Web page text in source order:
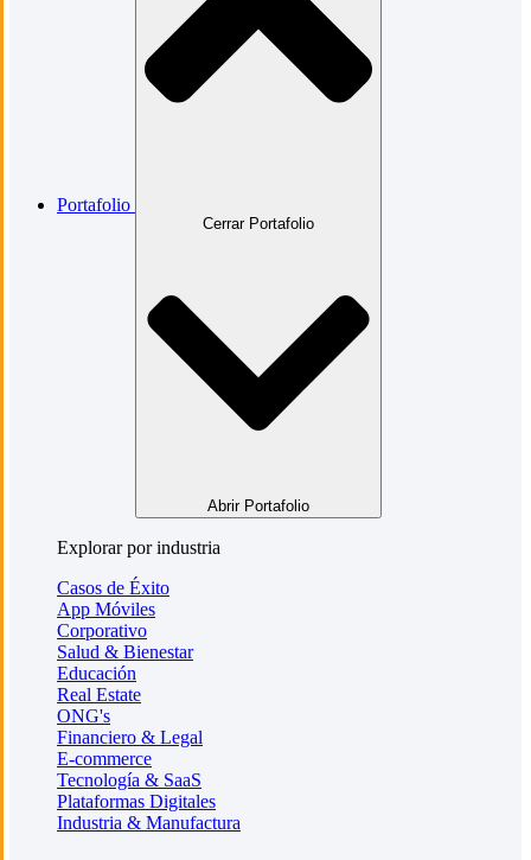
Portafolio
Cerrar Portafolio
Abrir Portafolio
Explorar por industria
Casos de Éxito
App Móviles
Corporativo
Salud & Bienestar
Educación
Real Estate
ONG's
Financiero & Legal
E-commerce
Tecnología & SaaS
Plataformas Digitales
Industria & Manufactura